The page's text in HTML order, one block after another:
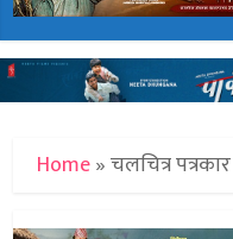
Home»चलचित्र